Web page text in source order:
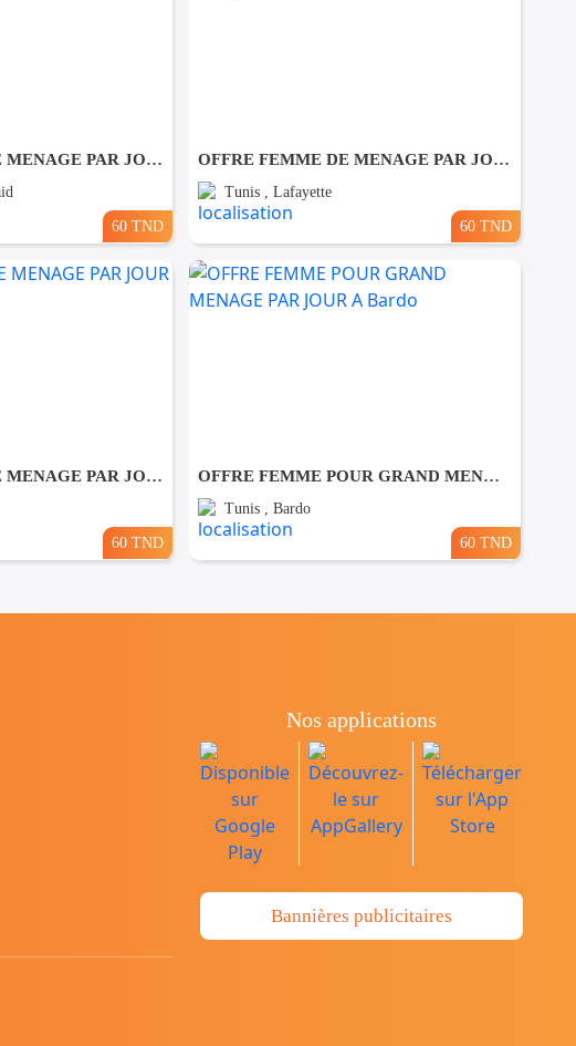
OFFRE FEMME DE MENAGE PAR JOUR A sidi bou said
60 TND
OFFRE FEMME DE MENAGE PAR JOUR A lafayette
Tunis , Lafayette
60 TND
OFFRE FEMME DE MENAGE PAR JOUR A Carthage
60 TND
OFFRE FEMME POUR GRAND MENAGE PAR JOUR A Bardo
Tunis , Bardo
60 TND
Nos applications
Bannières publicitaires